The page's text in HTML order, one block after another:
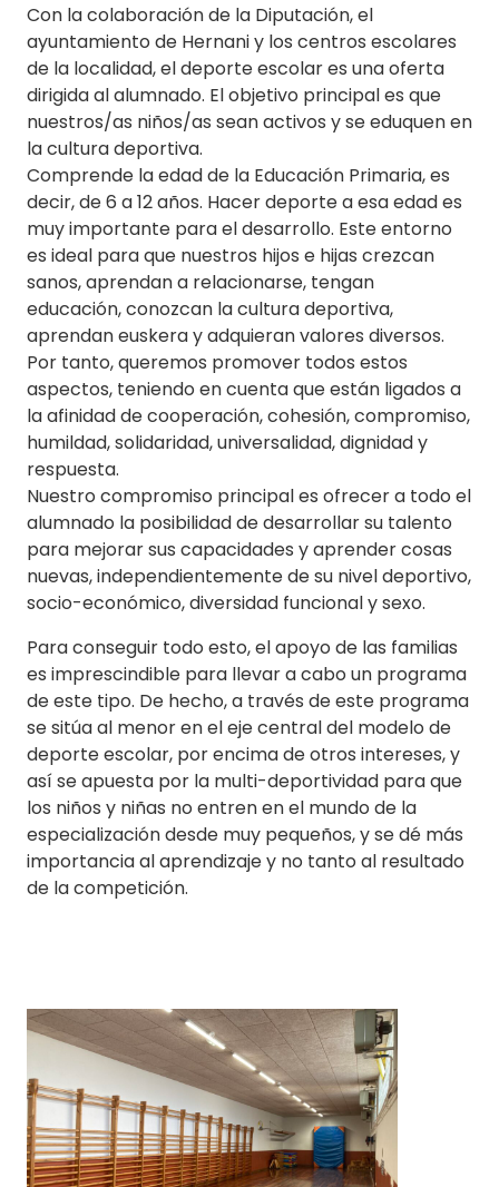
Con la colaboración de la Diputación, el
ayuntamiento de Hernani y los centros escolares
de la localidad, el deporte escolar es una oferta
dirigida al alumnado. El objetivo principal es que
nuestros/as niños/as sean activos y se eduquen en
la cultura deportiva.
Comprende la edad de la Educación Primaria, es
decir, de 6 a 12 años. Hacer deporte a esa edad es
muy importante para el desarrollo. Este entorno
es ideal para que nuestros hijos e hijas crezcan
sanos, aprendan a relacionarse, tengan
educación, conozcan la cultura deportiva,
aprendan euskera y adquieran valores diversos.
Por tanto, queremos promover todos estos
aspectos, teniendo en cuenta que están ligados a
la afinidad de cooperación, cohesión, compromiso,
humildad, solidaridad, universalidad, dignidad y
respuesta.
Nuestro compromiso principal es ofrecer a todo el
alumnado la posibilidad de desarrollar su talento
para mejorar sus capacidades y aprender cosas
nuevas, independientemente de su nivel deportivo,
socio-económico, diversidad funcional y sexo.
Para conseguir todo esto, el apoyo de las familias
es imprescindible para llevar a cabo un programa
de este tipo. De hecho, a través de este programa
se sitúa al menor en el eje central del modelo de
deporte escolar, por encima de otros intereses, y
así se apuesta por la multi-deportividad para que
los niños y niñas no entren en el mundo de la
especialización desde muy pequeños, y se dé más
importancia al aprendizaje y no tanto al resultado
de la competición.